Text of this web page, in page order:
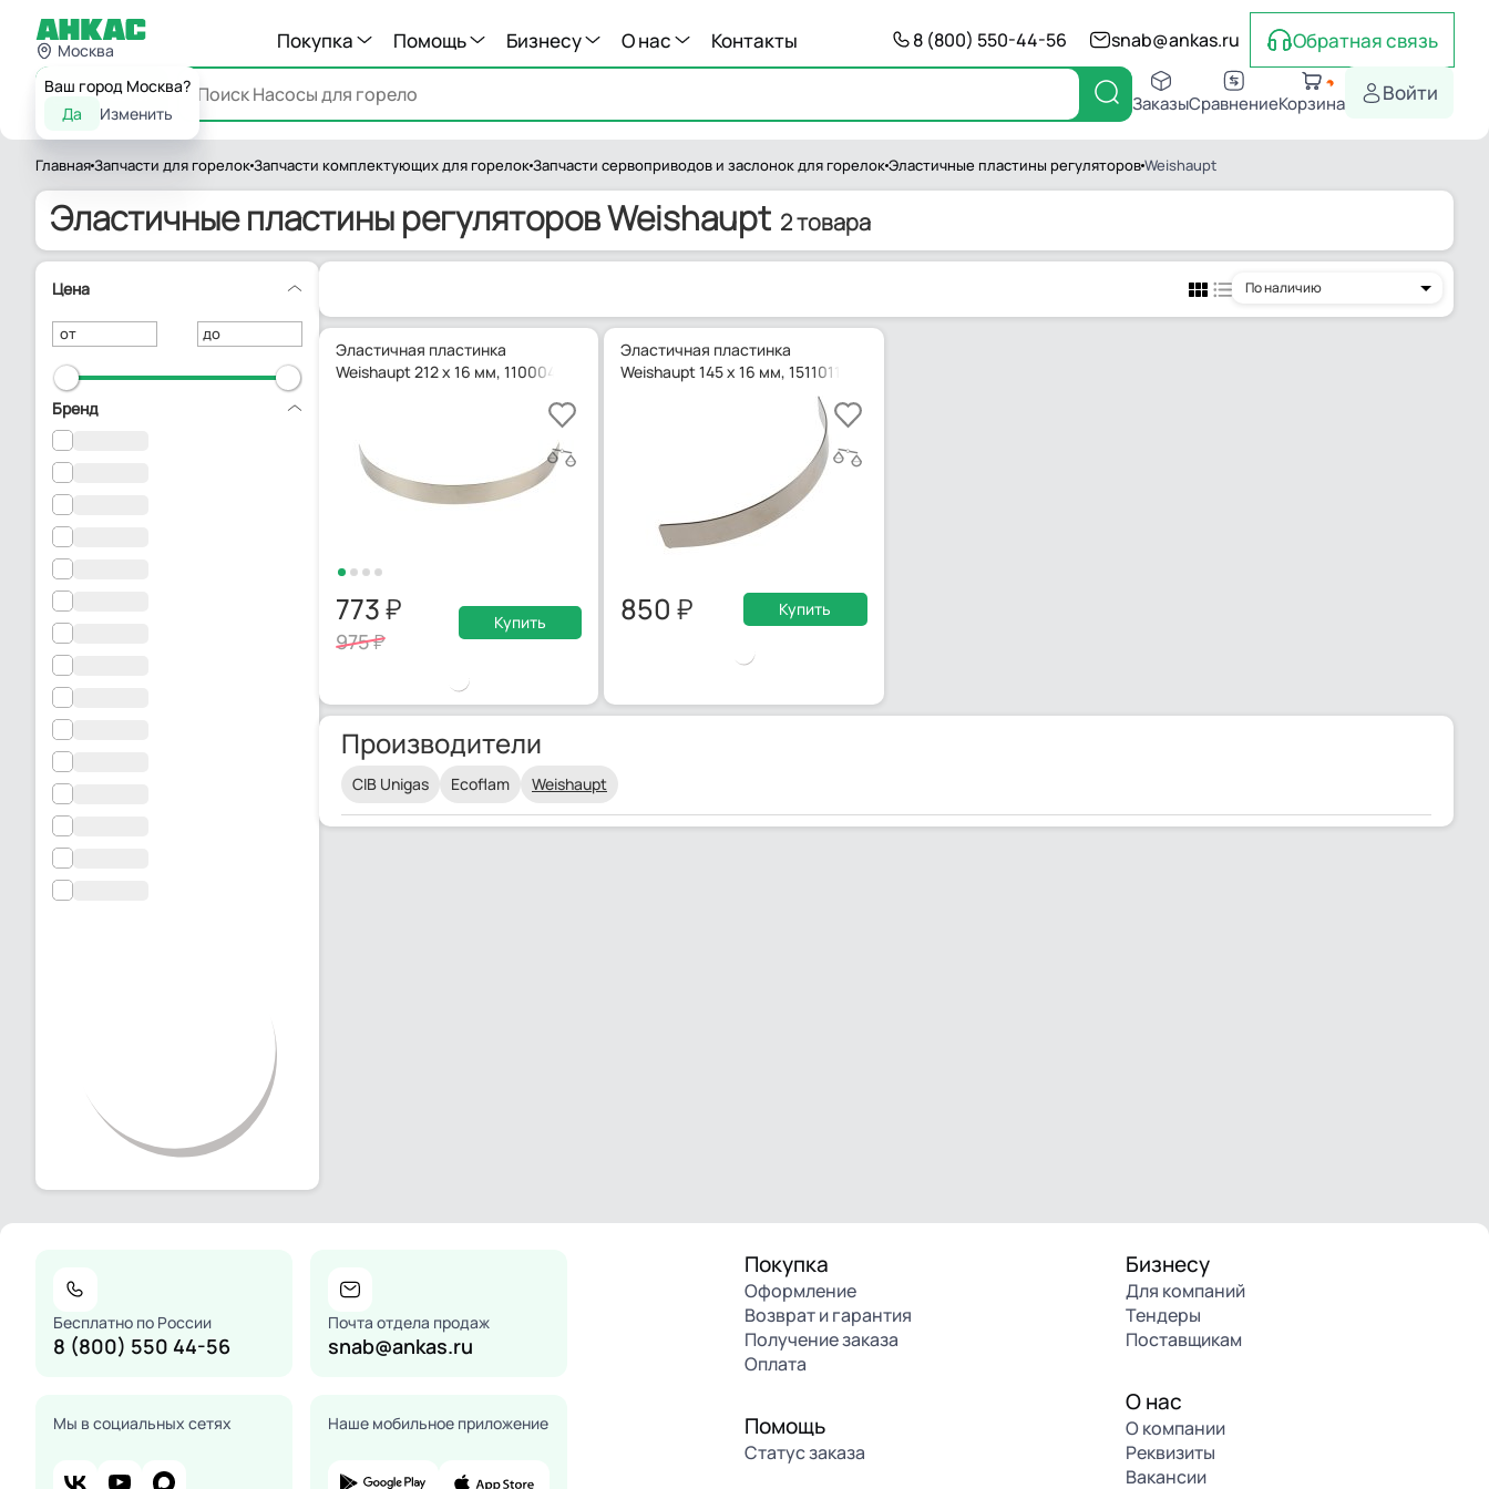
Москва
Ваш город Москва?
Да
Изменить
Покупка Помощь Бизнесу О нас Контакты 8 (800) 550-44-56 snab@ankas.ru Обратная связь
Каталог ЗаказыСравнениеКорзина Войти
ГлавнаяЗапчасти для горелокЗапчасти комплектующих для горелокЗапчасти сервоприводов и заслонок для горелокЭластичные пластины регуляторовWeishaupt
Эластичные пластины регуляторов Weishaupt 2 товара
Цена
от до
Бренд
По наличию
Эластичная пластинка
Weishaupt 212 x 16 мм, 11000437957
773
975
Купить
Эластичная пластинка
Weishaupt 145 x 16 мм, 15110115307
850 Купить
Производители
CIB Unigas Ecoflam Weishaupt
Бесплатно по России
8 (800) 550 44-56
Почта отдела продаж
snab@ankas.ru
Мы в социальных сетях Наше мобильное приложение
Покупка
Оформление
Возврат и гарантия
Получение заказа
Оплата
Помощь
Статус заказа
Бизнесу
Для компаний
Тендеры
Поставщикам
О нас
О компании
Реквизиты
Вакансии